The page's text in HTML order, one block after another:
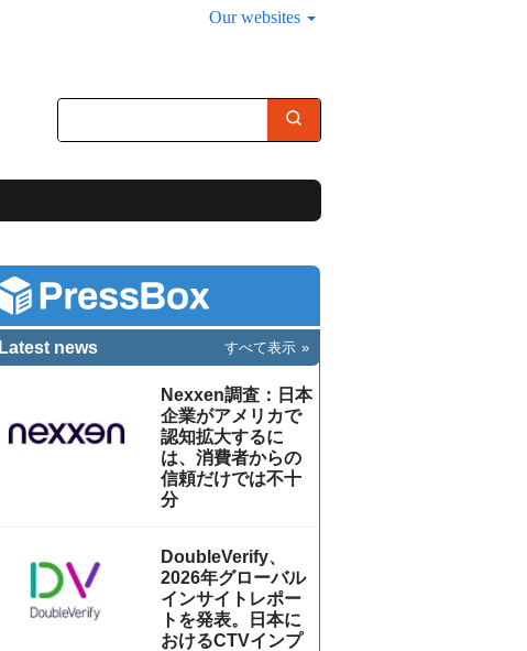
Our websites
Latest news すべて表示
Nexxen調査：日本
企業がアメリカで
認知拡大するに
は、消費者からの
信頼だけでは不十
分
DoubleVerify、
2026年グローバル
インサイトレポー
トを発表。日本に
おけるCTVインプ